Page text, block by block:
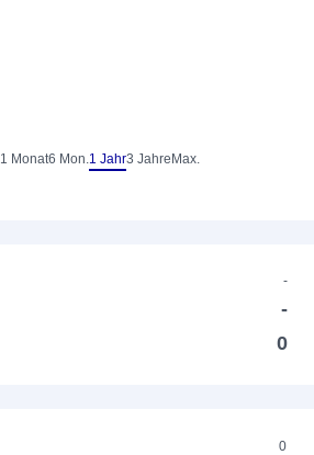
1 Monat6 Mon.1 Jahr3 Jahre Max.
-
-
0
0